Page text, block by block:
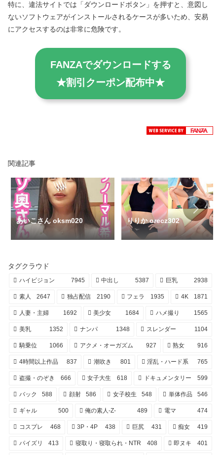
特に、違法サイトでは「ダウンロードボタン」を押すと、意図し
ないソフトウェアがインストールされるケースが多いため、安易
にアクセスするのは非常に危険です。
FANZAでダウンロードする
★割引クーポン配布中★
関連記事
あいこさん oksm020 りりか orecz302
タグクラウド
ハイビジョン 7945 中出し 5387 巨乳 2938
素人 2647 独占配信 2190 フェラ 1935 4K 1871
人妻・主婦 1692 美少女 1684 ハメ撮り 1565
美乳 1352 ナンパ 1348 スレンダー 1104
騎乗位 1066 アクメ・オーガズム 927 熟女 916
4時間以上作品 837 潮吹き 801 淫乱・ハード系 765
盗撮・のぞき 666 女子大生 618 ドキュメンタリー 599
バック 588 顔射 586 女子校生 548 単体作品 546
ギャル 500 俺の素人-Z- 489 電マ 474
コスプレ 468 3P・4P 438 巨尻 431 痴女 419
パイズリ 413 寝取り・寝取られ・NTR 408 即ヌキ 401